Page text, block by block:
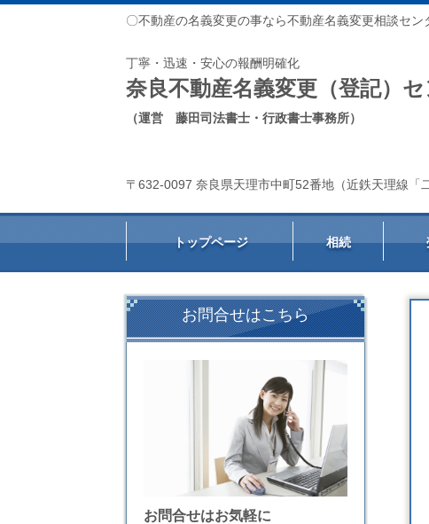
〇不動産の名義変更の事なら不動産名義変更相談セン
丁寧・迅速・安心の報酬明確化
奈良不動産名義変更（登記）
（運営 藤田司法書士・行政書士事務所）
〒632-0097 奈良県天理市中町52番地（近鉄天理線「
トップページ 相続
お問合せはこちら
お問合せはお気軽に